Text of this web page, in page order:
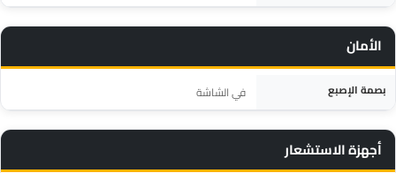
الأمان
المواصفةالتفاصيلبصمة الإصبع في الشاشة
أجهزة الاستشعار